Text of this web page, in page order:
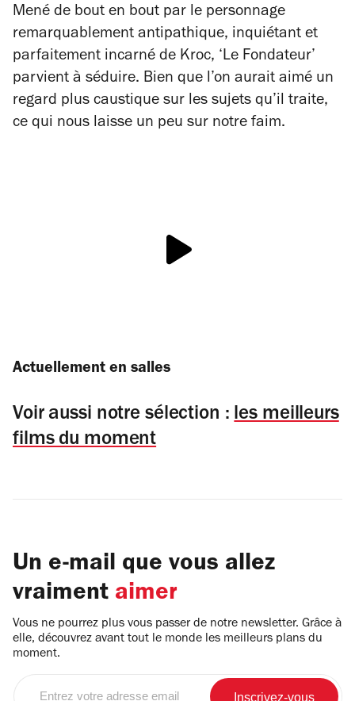
Mené de bout en bout par le personnage
remarquablement antipathique, inquiétant et
parfaitement incarné de Kroc, ‘Le Fondateur’
parvient à séduire. Bien que l’on aurait aimé un
regard plus caustique sur les sujets qu’il traite,
ce qui nous laisse un peu sur notre faim.
Actuellement en salles
Voir aussi notre sélection : les meilleurs
films du moment
Un e-mail que vous allez
vraiment aimer
Vous ne pourrez plus vous passer de notre newsletter. Grâce à
elle, découvrez avant tout le monde les meilleurs plans du
moment.